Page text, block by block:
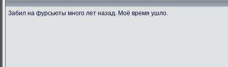
Забил на фурсьюты много лет назад. Моё время ушло.